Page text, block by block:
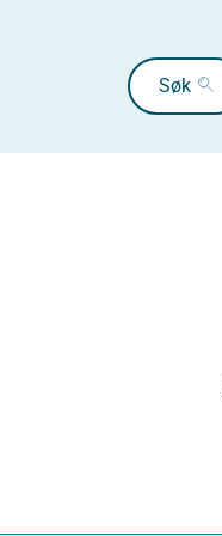
Søk